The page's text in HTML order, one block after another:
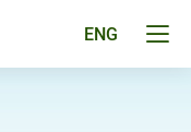
ENG